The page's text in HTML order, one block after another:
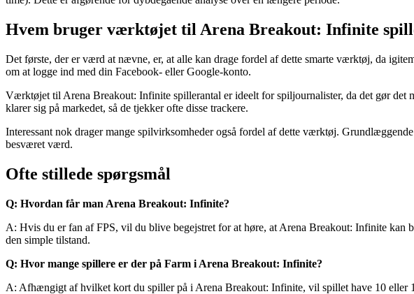
Hvem bruger værktøjet til Arena Breakout: Infinite
Det første, der er værd at nævne, er, at alle kan drage fordel af dette smarte værktøj, da
om at logge ind med din Facebook- eller Google-konto.
Værktøjet til Arena Breakout: Infinite spillerantal er ideelt for spiljournalister, da det gør
klarer sig på markedet, så de tjekker ofte disse trackere.
Interessant nok drager mange spilvirksomheder også fordel af dette værktøj.
besværet værd.
Ofte stillede spørgsmål
Q: Hvordan får man Arena Breakout: Infinite?
A: Hvis du er fan af FPS, vil du blive begejstret for at høre, at Arena Breakout: Infinite
den simple tilstand.
Q: Hvor mange spillere er der på Farm i Arena Breakout: Infinite?
A: Afhængigt af hvilket kort du spiller på i Arena Breakout: Infinite, vil spillet have 10 eller